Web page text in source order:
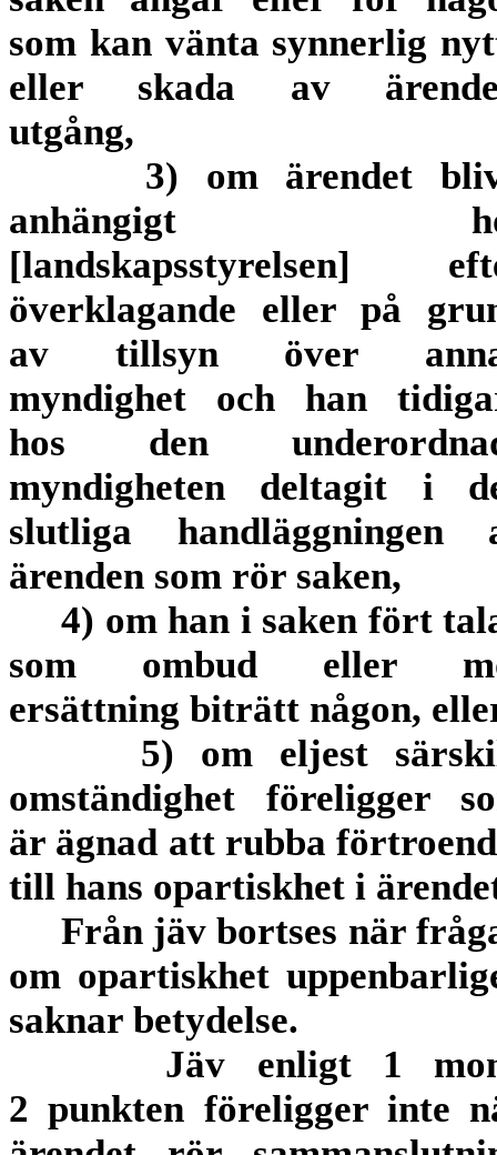
som kan vänta synnerlig
eller skada av
utgång,
3) om ärendet
anhängigt
[landskapsstyrelsen]
överklagande eller på
av tillsyn över
myndighet och han
hos den
myndigheten deltagit i
slutliga handläggningen
ärenden som rör saken,
4) om han i saken fört
som ombud eller
ersättning biträtt någon,
5) om eljest
omständighet föreligger
är ägnad att rubba
till hans opartiskhet i
Från jäv bortses när
om opartiskhet
saknar betydelse.
Jäv enligt 1
2 punkten föreligger inte